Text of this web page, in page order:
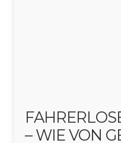
– WIE VON